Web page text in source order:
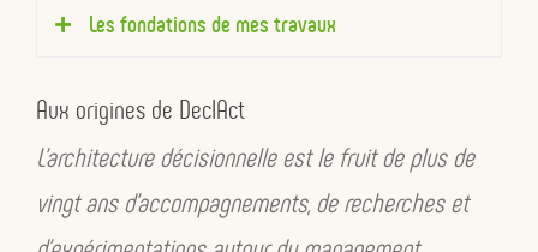
transformation des organisations, ma première
la gouvernance. Elle était plus simple :
qui met une personne en mouvement ?
Je pensais étudier la transformation des
organisations. J’étudiais déjà les conditions
Les fondations de mes travaux
Le vivant
Interaction
Coopération
Aux origines de DecIAct
L’architecture décisionnelle est le fruit de plus de
vingt ans d’accompagnements, de recherches et